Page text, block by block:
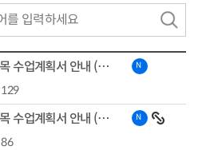
검
색
연합전공 동서대 교과목 수업계획서 안내 (첨단콘텐츠 전공) N
129
연합전공 동서대 교과목 수업계획서 안내 (전력반도체 전공) N
86